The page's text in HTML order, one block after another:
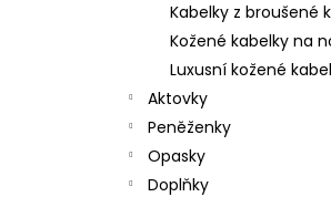
Kabelky z broušené
Kožené kabelky na
Luxusní kožené
Aktovky
Peněženky
Opasky
Doplňky